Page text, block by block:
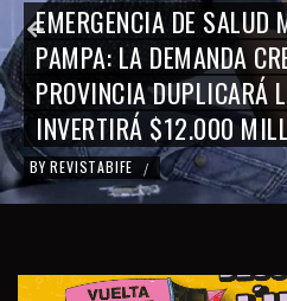
EMERGENCIA DE SALUD
PAMPA: LA DEMANDA
PROVINCIA DUPLICARÁ
INVERTIRÁ $12.000
BY REVISTABIFE /